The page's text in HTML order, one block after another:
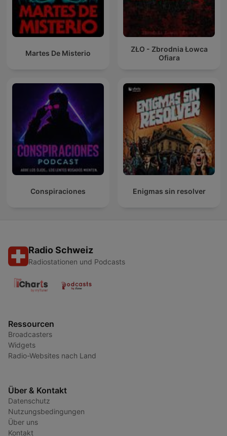
Martes De Misterio
ZŁO - Zbrodnia Łowca
Ofiara
Conspiraciones Enigmas sin resolver
Radio Schweiz
Radiostationen und Podcasts
Ressourcen
Broadcasters
Widgets
Radio-Websites nach Land
Über & Kontakt
Datenschutz
Nutzungsbedingungen
Über uns
Kontakt